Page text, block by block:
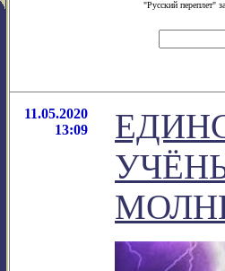
"Русский переплет"
11.05.2020
13:09